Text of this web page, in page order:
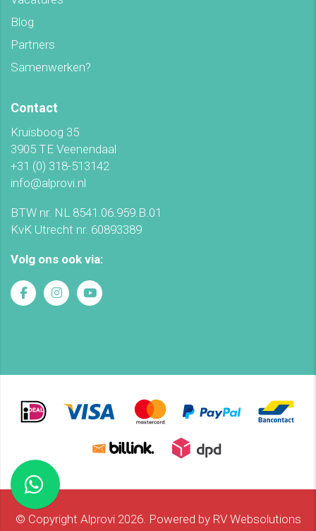
Blog
Partners
Samenwerken?
Contact
Kruisboog 35
3905 TE Veenendaal
+31 (0) 318-513142
info@alprovi.nl
BTW nr. NL 8541.06.959.B.01
KvK Utrecht nr. 60893389
Volg ons ook via:
© Copyright Alprovi 2026. Powered by RV Websolutions